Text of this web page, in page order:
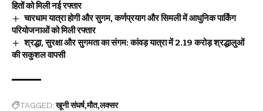
हितों को मिली नई रफ्तार
चारधाम यात्रा होगी और सुगम, कर्णप्रयाग और सिमली में आधुनिक पार्किंग
परियोजनाओं को मिली रफ्तार
श्रद्धा, सुरक्षा और सुगमता का संगम: कांवड़ यात्रा में 2.19 करोड़ श्रद्धालुओं
की सकुशल वापसी
TAGGED:खूनी संघर्ष मौत लक्सर